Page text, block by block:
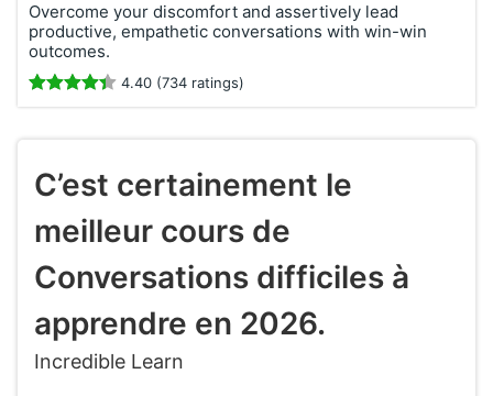
Overcome your discomfort and assertively lead
productive, empathetic conversations with win-win
outcomes.
4.40 (734 ratings)
C’est certainement le
meilleur cours de
Conversations difficiles à
apprendre en 2026.
Incredible Learn